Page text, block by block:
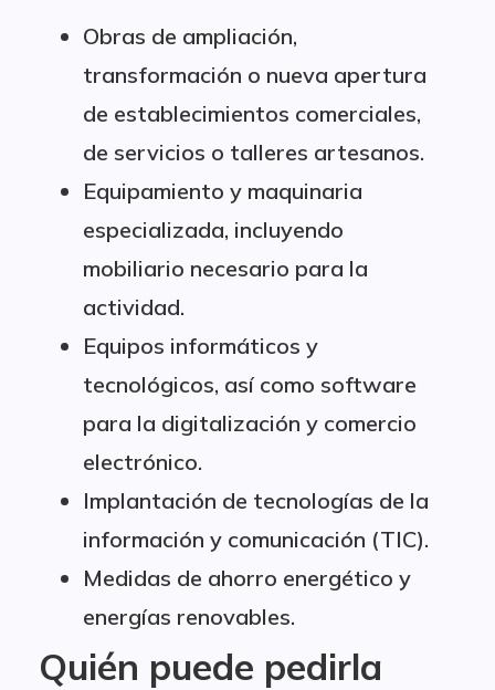
Obras de ampliación,
transformación o nueva apertura
de establecimientos comerciales,
de servicios o talleres artesanos.
Equipamiento y maquinaria
especializada, incluyendo
mobiliario necesario para la
actividad.
Equipos informáticos y
tecnológicos, así como software
para la digitalización y comercio
electrónico.
Implantación de tecnologías de la
información y comunicación (TIC).
Medidas de ahorro energético y
energías renovables.
Quién puede pedirla